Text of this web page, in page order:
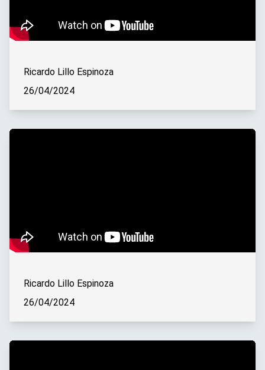
Ricardo Lillo Espinoza
26/04/2024
Ricardo Lillo Espinoza
26/04/2024